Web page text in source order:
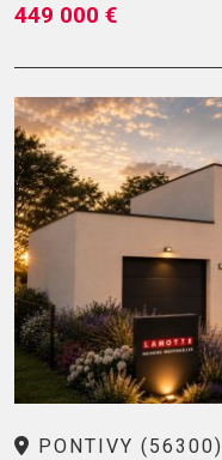
449 000 €
PONTIVY (56300)